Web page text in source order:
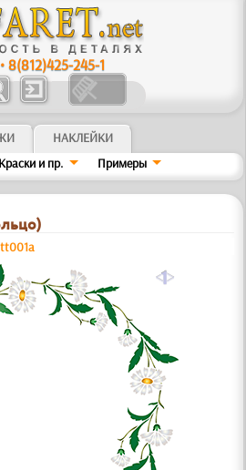
•8(812)425-245-1
НАКЛЕЙКИ
Краски и пр. Примеры
a